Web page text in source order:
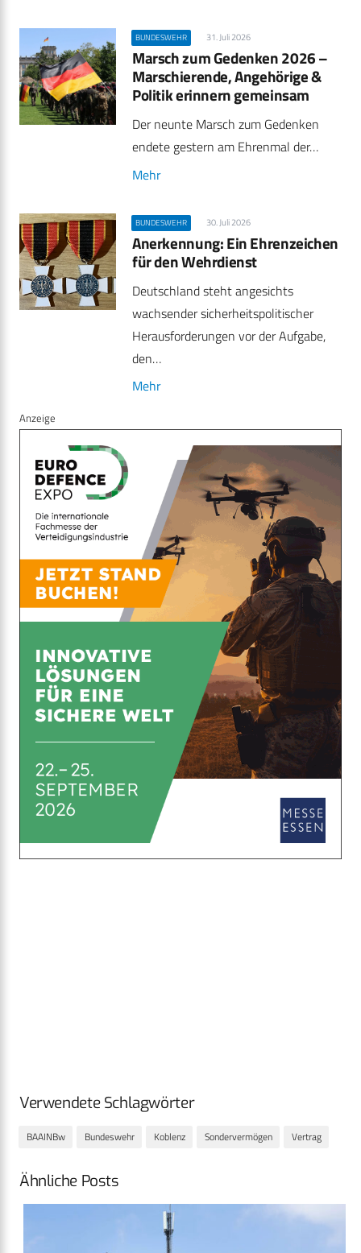
BUNDESWEHR 31. Juli 2026
Marsch zum Gedenken 2026 –
Marschierende, Angehörige &
Politik erinnern gemeinsam
Der neunte Marsch zum Gedenken
endete gestern am Ehrenmal der…
Mehr
BUNDESWEHR 30. Juli 2026
Anerkennung: Ein Ehrenzeichen
für den Wehrdienst
Deutschland steht angesichts
wachsender sicherheitspolitischer
Herausforderungen vor der Aufgabe,
den…
Mehr
Anzeige
Verwendete Schlagwörter
BAAINBw Bundeswehr Koblenz Sondervermögen Vertrag
Ähnliche Posts